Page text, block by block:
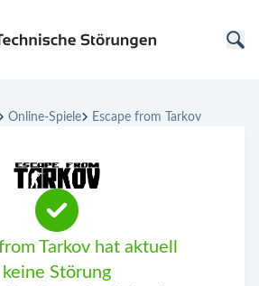
Online-Spiele Escape from Tarkov
Tarkov hat aktuell
keine Störung